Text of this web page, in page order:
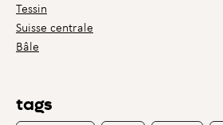
Tessin
Suisse centrale
Bâle
tags